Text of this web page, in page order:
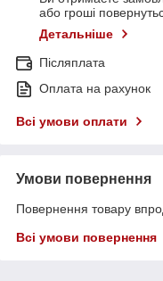
або гроші
Детальніше
Післяплата
Оплата на рахунок
Всі умови оплати
Умови повернення
Повернення товару
Всі умови повернення